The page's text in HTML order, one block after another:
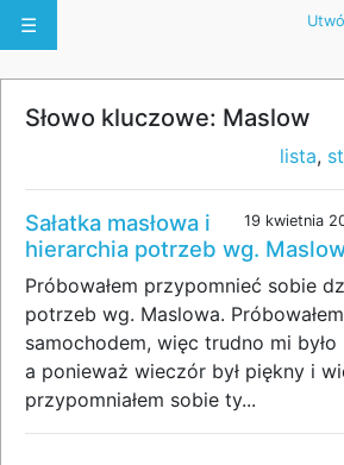
☰
Słowo kluczowe: Maslow
lista,
19 kwietnia
Sałatka masłowa i
hierarchia potrzeb wg.
Próbowałem przypomnieć sobie
potrzeb wg. Maslowa.
samochodem, więc trudno mi było
a ponieważ wieczór był piękny i
przypomniałem sobie ty...